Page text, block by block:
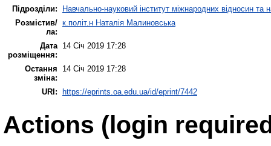
Підрозділи:
Навчально-науковий інститут міжнародних відносин та
Розмістив/
ла:
к.політ.н Наталія Малиновська
Дата
розміщення:
14 Січ 2019 17:28
Остання
зміна:
14 Січ 2019 17:28
URI: https://eprints.oa.edu.ua/id/eprint/7442
Actions (login